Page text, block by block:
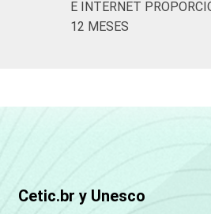
E INTERNET
12 MESES
Cetic.br y Unesco